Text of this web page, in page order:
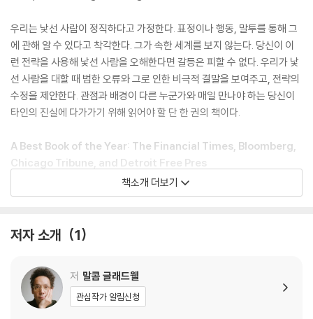
우리는 낯선 사람이 정직하다고 가정한다. 표정이나 행동, 말투를 통해 그
에 관해 알 수 있다고 착각한다. 그가 속한 세계를 보지 않는다. 당신이 이
런 전략을 사용해 낯선 사람을 오해한다면 갈등은 피할 수 없다. 우리가 낯
선 사람을 대할 때 범한 오류와 그로 인한 비극적 결말을 보여주고, 전략의
수정을 제안한다. 관점과 배경이 다른 누군가와 매일 만나야 하는 당신이
타인의 진실에 다가가기 위해 읽어야 할 단 한 권의 책이다.
A Best Book of the Year: The Financial Times, Bloomberg,
Chicago Tribune, and Detroit Free Pres
Malcolm Gladwell, host of the podcast Revisionist History
offers a powerful examination of our interactions with str
How did Fidel Castro fool the CIA for a generation? Why did N
eville Chamberlain think he could trust Adolf Hitler? Why are ca
책소개 더보기
저자 소개 1
저 말콤 글래드웰
관심작가 알림신청